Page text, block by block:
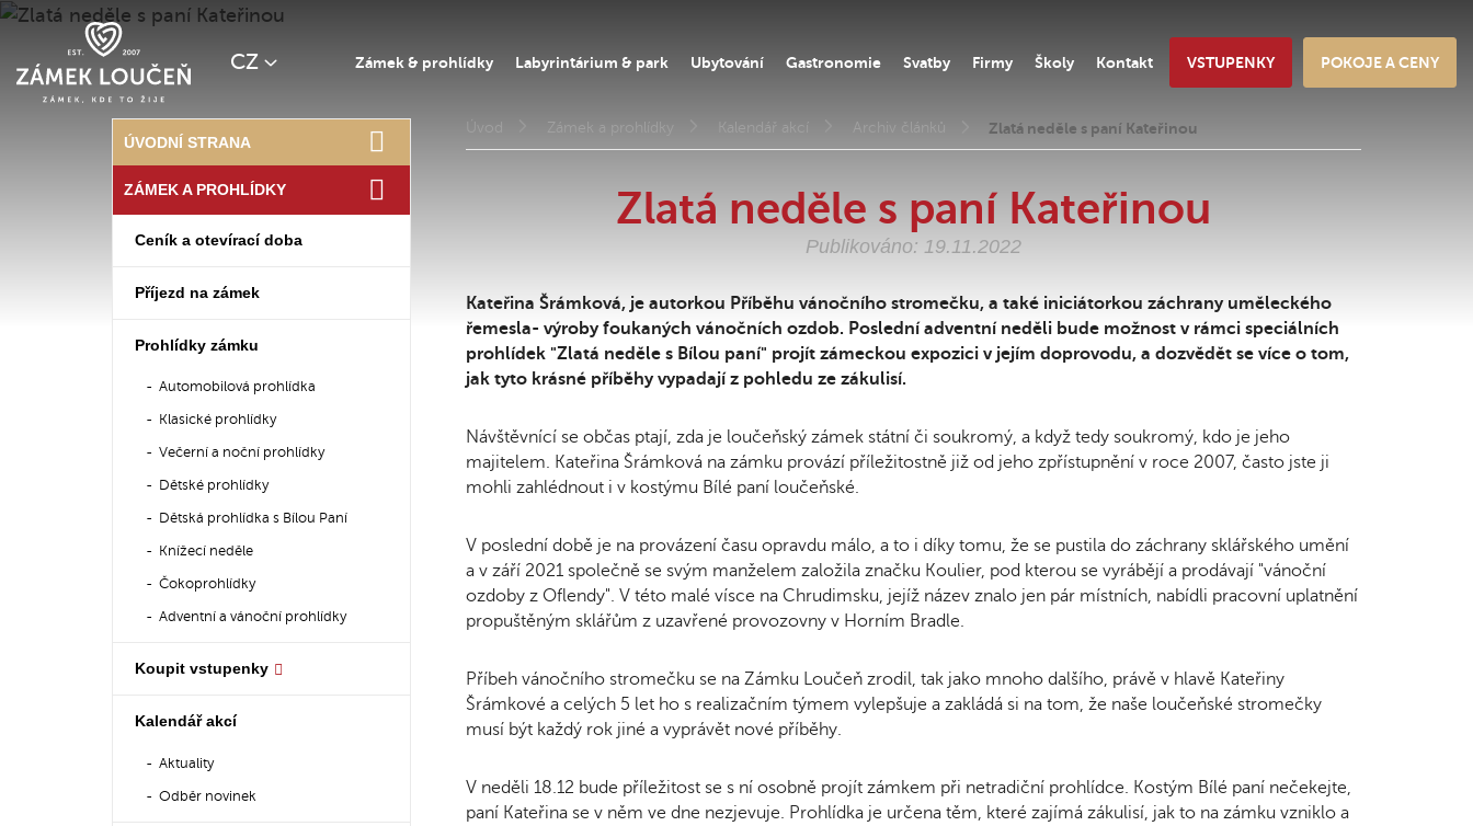
CZ VSTUPENKY POKOJE A CENY
Zámek & prohlídky Labyrintárium & park Ubytování Gastronomie Svatby Firmy Školy Kontakt
Úvod Zámek a prohlídky Kalendář akcí Archiv článků Zlatá neděle s paní Kateřinou
Zlatá neděle s paní Kateřinou
Publikováno: 19.11.2022
Kateřina Šrámková, je autorkou Příběhu vánočního stromečku, a také iniciátorkou záchrany uměleckého
řemesla- výroby foukaných vánočních ozdob. Poslední adventní neděli bude možnost v rámci speciálních
prohlídek "Zlatá neděle s Bílou paní" projít zámeckou expozici v jejím doprovodu, a dozvědět se více o tom,
jak tyto krásné příběhy vypadají z pohledu ze zákulisí.
Návštěvnící se občas ptají, zda je loučeňský zámek státní či soukromý, a když tedy soukromý, kdo je jeho
majitelem. Kateřina Šrámková na zámku provází příležitostně již od jeho zpřístupnění v roce 2007, často jste ji
mohli zahlédnout i v kostýmu Bílé paní loučeňské.
V poslední době je na provázení času opravdu málo, a to i díky tomu, že se pustila do záchrany sklářského umění
a v září 2021 společně se svým manželem založila značku Koulier, pod kterou se vyrábějí a prodávají "vánoční
ozdoby z Oflendy". V této malé vísce na Chrudimsku, jejíž název znalo jen pár místních, nabídli pracovní uplatnění
propuštěným sklářům z uzavřené provozovny v Horním Bradle.
Příbeh vánočního stromečku se na Zámku Loučeň zrodil, tak jako mnoho dalšího, právě v hlavě Kateřiny
Šrámkové a celých 5 let ho s realizačním týmem vylepšuje a zakládá si na tom, že naše loučeňské stromečky
musí být každý rok jiné a vyprávět nové příběhy.
V neděli 18.12 bude příležitost se s ní osobně projít zámkem při netradiční prohlídce. Kostým Bílé paní nečekejte,
paní Kateřina se v něm ve dne nezjevuje. Prohlídka je určena těm, které zajímá zákulisí, jak to na zámku vzniklo a
ÚVODNÍ STRANA
ZÁMEK A PROHLÍDKY
Ceník a otevírací doba
Příjezd na zámek
Prohlídky zámku
Automobilová prohlídka
Klasické prohlídky
Večerní a noční prohlídky
Dětské prohlídky
Dětská prohlídka s Bílou Paní
Knížecí neděle
Čokoprohlídky
Adventní a vánoční prohlídky
Koupit vstupenky
Kalendář akcí
Aktuality
Odběr novinek